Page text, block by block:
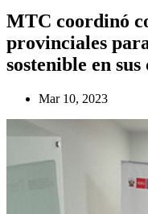
MTC coordinó
provinciales
sostenible en sus
Mar 10, 2023